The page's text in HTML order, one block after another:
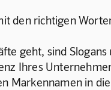
den richtigen
geht, sind
Ihres
Markennamen in